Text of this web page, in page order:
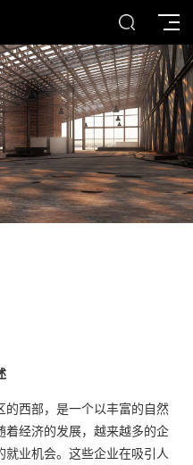
西部，是一个以丰富的自然
经济的发展，越来越多的企
业机会。这些企业在吸引人